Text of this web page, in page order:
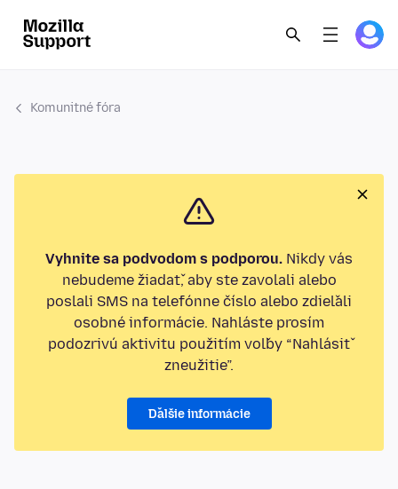
Komunitné fóra
Vyhnite sa podvodom s podporou. Nikdy vás
nebudeme žiadať, aby ste zavolali alebo
poslali SMS na telefónne číslo alebo zdieľali
osobné informácie. Nahláste prosím
podozrivú aktivitu použitím voľby “Nahlásiť
zneužitie”.
Ďalšie informácie